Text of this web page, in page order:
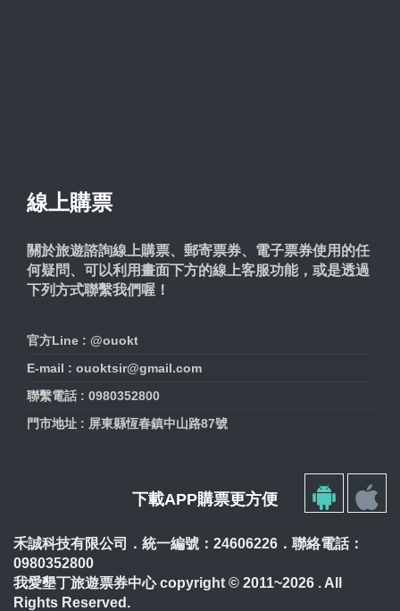
線上購票
關於旅遊諮詢線上購票、郵寄票券、電子票券使用的任
何疑問、可以利用畫面下方的線上客服功能，或是透過
下列方式聯繫我們喔！
官方Line : @ouokt
E-mail : ouoktsir@gmail.com
聯繫電話 : 0980352800
門市地址 : 屏東縣恆春鎮中山路87號
下載APP購票更方便
禾誠科技有限公司．統一編號：24606226．聯絡電話：
0980352800
我愛墾丁旅遊票券中心 copyright © 2011~2026 . All
Rights Reserved.